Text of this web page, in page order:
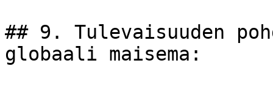
## 9. Tulevaisuuden
globaali maisema: